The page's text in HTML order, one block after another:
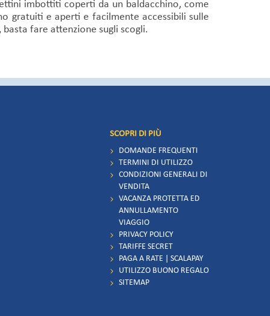
imbottiti coperti da un baldacchino, come
gratuiti e aperti e facilmente accessibili sulle
fare attenzione sugli scogli.
SCOPRI DI PIÙ
DOMANDE FREQUENTI
TERMINI DI UTILIZZO
CONDIZIONI GENERALI DI
VENDITA
VACANZA PROTETTA ED
ANNULLAMENTO
VIAGGIO
PRIVACY POLICY
TARIFFE SECRET
PAGA A RATE | SCALAPAY
UTILIZZO BUONO REGALO
SITEMAP